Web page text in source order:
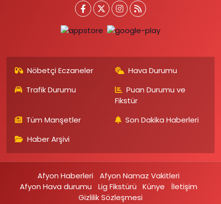
Nöbetçi Eczaneler
Hava Durumu
Trafik Durumu
Puan Durumu ve
Fikstür
Tüm Manşetler
Son Dakika Haberleri
Haber Arşivi
Afyon Haberleri
Afyon Namaz Vakitleri
Afyon Hava durumu
Lig Fikstürü Künye
İletişim
Gizlilik Sözleşmesi